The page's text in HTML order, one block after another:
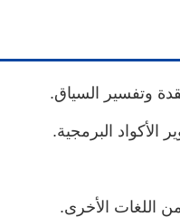
وتفسير السياق.
الأكواد البرمجية.
من اللغات الأخرى.